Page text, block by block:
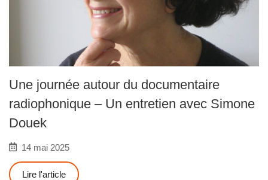
Une journée autour du documentaire
radiophonique – Un entretien avec Simone
Douek
14 mai 2025
Lire l'article